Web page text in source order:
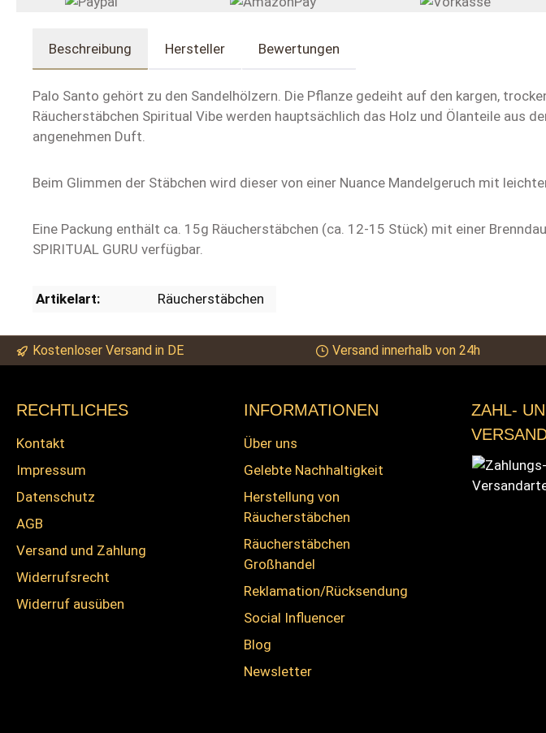
Beschreibung Hersteller Bewertungen
Palo Santo gehört zu den Sandelhölzern. Die Pflanze gedeiht auf den kargen,
Räucherstäbchen Spiritual Vibe werden hauptsächlich das Holz und Ölanteile aus
angenehmen Duft.
Beim Glimmen der Stäbchen wird dieser von einer Nuance Mandelgeruch mit
Eine Packung enthält ca. 15g Räucherstäbchen (ca. 12-15 Stück) mit einer
SPIRITUAL GURU verfügbar.
Artikelart: Räucherstäbchen
Kostenloser Versand in DE Versand innerhalb von 24h
RECHTLICHES
Kontakt
Impressum
Datenschutz
AGB
Versand und Zahlung
Widerrufsrecht
Widerruf ausüben
INFORMATIONEN
Über uns
Gelebte Nachhaltigkeit
Herstellung von
Räucherstäbchen
Räucherstäbchen
Großhandel
Reklamation/Rücksendung
Social Influencer
Blog
Newsletter
ZAHL-